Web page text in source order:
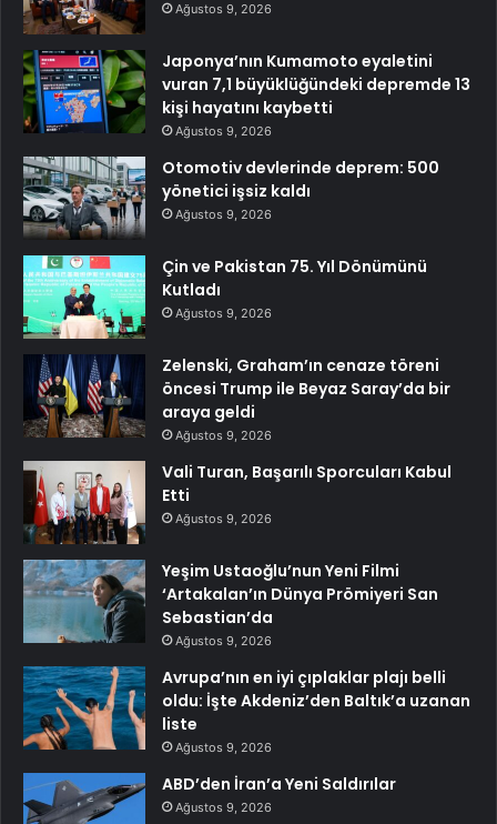
Ağustos 9, 2026
Japonya’nın Kumamoto eyaletini
vuran 7,1 büyüklüğündeki depremde 13
kişi hayatını kaybetti
Ağustos 9, 2026
Otomotiv devlerinde deprem: 500
yönetici işsiz kaldı
Ağustos 9, 2026
Çin ve Pakistan 75. Yıl Dönümünü
Kutladı
Ağustos 9, 2026
Zelenski, Graham’ın cenaze töreni
öncesi Trump ile Beyaz Saray’da bir
araya geldi
Ağustos 9, 2026
Vali Turan, Başarılı Sporcuları Kabul
Etti
Ağustos 9, 2026
Yeşim Ustaoğlu’nun Yeni Filmi
‘Artakalan’ın Dünya Prömiyeri San
Sebastian’da
Ağustos 9, 2026
Avrupa’nın en iyi çıplaklar plajı belli
oldu: İşte Akdeniz’den Baltık’a uzanan
liste
Ağustos 9, 2026
ABD’den İran’a Yeni Saldırılar
Ağustos 9, 2026